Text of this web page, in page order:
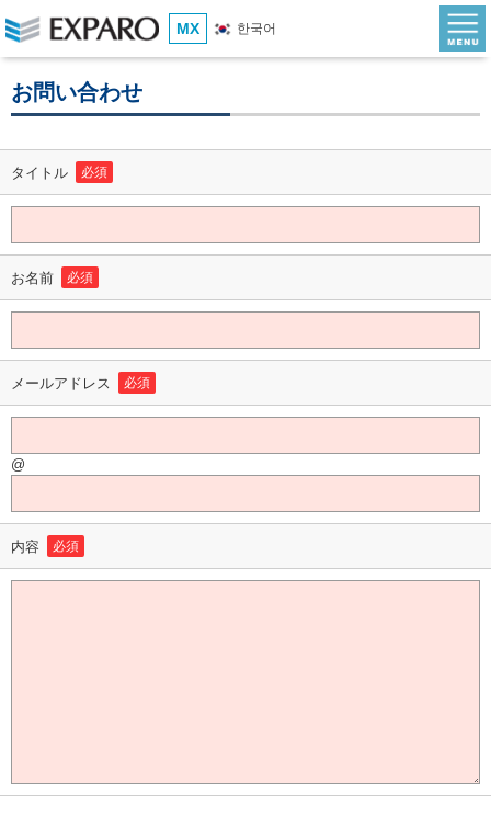
MX 한국어
お問い合わせ
タイトル 必須
お名前 必須
メールアドレス 必須
@
内容 必須